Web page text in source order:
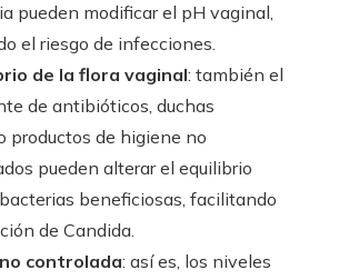
pueden modificar el pH vaginal,
el riesgo de infecciones.
de la flora vaginal: también el
de antibióticos, duchas
productos de higiene no
pueden alterar el equilibrio
beneficiosas, facilitando
de Candida.
controlada: así es, los niveles